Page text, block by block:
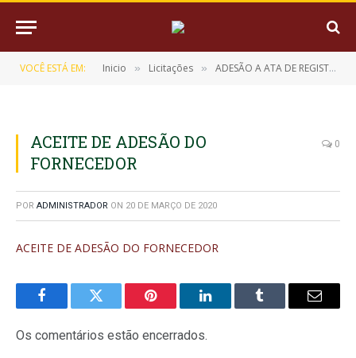
VOCÊ ESTÁ EM: Inicio » Licitações » ADESÃO A ATA DE REGISTRO DE PREÇOS Nº 06/2020 (CONTRATAÇÃO DE EMPRESA ESPECIALIZADA EM MANUTENÇÃO PREVENTIVA E CORRETIVA, INSTALAÇÃO, LIMPEZA DE DUTOS E OPERAÇÃO DE APARELHOS DE AR CONDICIONADO COM REPOSIÇÃO DE PEÇAS)
ACEITE DE ADESÃO DO
FORNECEDOR
0
POR ADMINISTRADOR ON 20 DE MARÇO DE 2020
ACEITE DE ADESÃO DO FORNECEDOR
FacebookTwitter Pinterest LinkedInTumblr
E-
Os comentários estão encerrados.